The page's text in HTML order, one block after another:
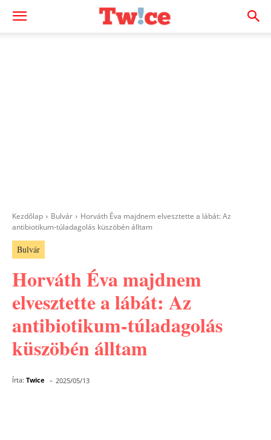
Kezdőlap Bulvár
Horváth Éva majdnem elvesztette a lábát: Az
antibiotikum-túladagolás küszöbén álltam
Bulvár
Horváth Éva majdnem
elvesztette a lábát: Az
antibiotikum-túladagolás
küszöbén álltam
Írta: Twice - 2025/05/13